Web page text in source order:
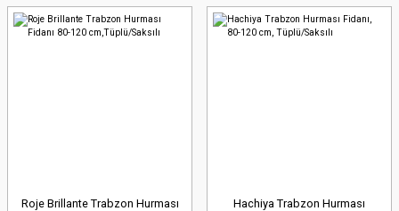
Roje Brillante Trabzon Hurması
Hachiya Trabzon Hurması